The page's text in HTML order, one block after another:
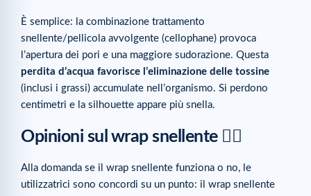
È semplice: la combinazione trattamento
snellente/pellicola avvolgente (cellophane) provoca
l’apertura dei pori e una maggiore sudorazione. Questa
perdita d’acqua favorisce l’eliminazione delle tossine
(inclusi i grassi) accumulate nell’organismo. Si perdono
centimetri e la silhouette appare più snella.
Opinioni sul wrap snellente 🙋‍♀️
Alla domanda se il wrap snellente funziona o no, le
utilizzatrici sono concordi su un punto: il wrap snellente